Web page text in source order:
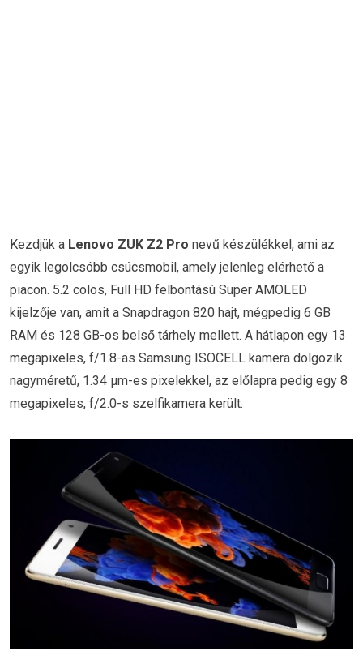
Kezdjük a Lenovo ZUK Z2 Pro nevű készülékkel, ami az
egyik legolcsóbb csúcsmobil, amely jelenleg elérhető a
piacon. 5.2 colos, Full HD felbontású Super AMOLED
kijelzője van, amit a Snapdragon 820 hajt, mégpedig 6 GB
RAM és 128 GB-os belső tárhely mellett. A hátlapon egy 13
megapixeles, f/1.8-as Samsung ISOCELL kamera dolgozik
nagyméretű, 1.34 μm-es pixelekkel, az előlapra pedig egy 8
megapixeles, f/2.0-s szelfikamera került.